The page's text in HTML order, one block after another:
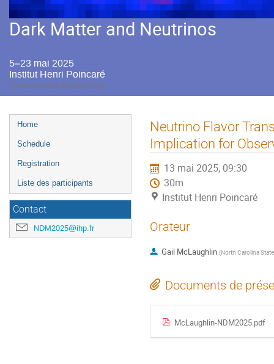
Dark Matter and Neutrinos
5–23 mai 2025
Institut Henri Poincaré
Fuseau horaire Europe/Paris
Menu
de
Home
Schedule
Registration
Liste des participants
Contact
NDM2025@ihp.fr
Neutrino Flavor
Implication for
13 mai 2025, 09:30
30m
Institut Henri Poincaré
Orateur
Gail McLaughlin (North Carolina
Documents de
McLaughlin-NDM2025.pdf